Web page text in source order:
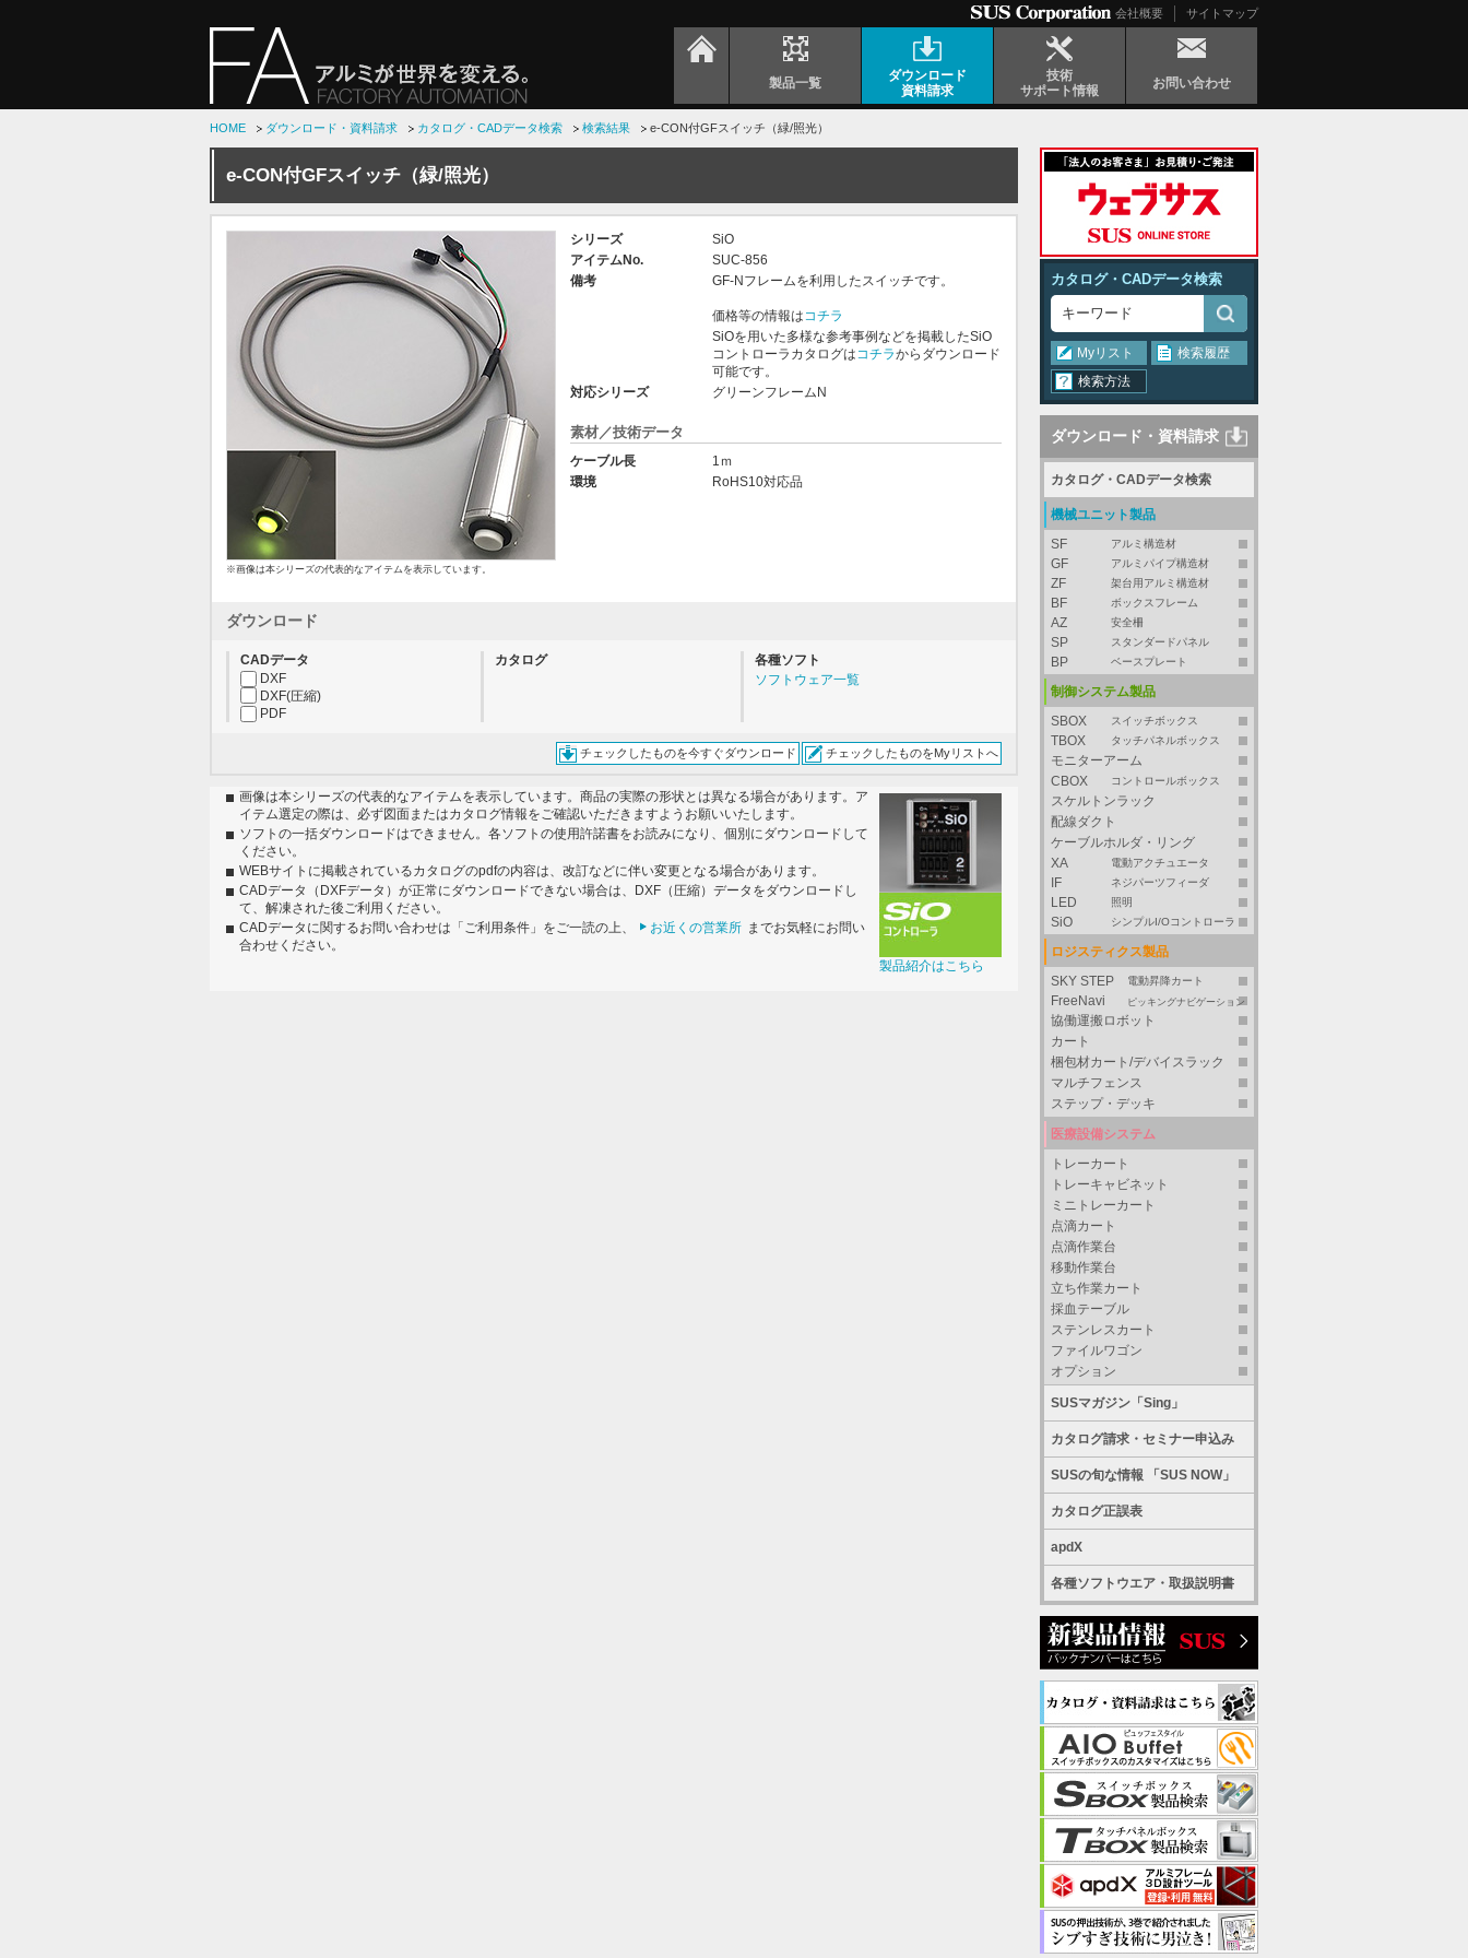
会社概要 サイトマップ
製品一覧
ダウンロード
資料請求
技術
サポート情報
お問い合わせ
HOME ダウンロード・資料請求 カタログ・CADデータ検索 検索結果 e-CON付GFスイッチ（緑/照光）
e-CON付GFスイッチ（緑/照光）
※画像は本シリーズの代表的なアイテムを表示しています。
シリーズ
SiO
アイテムNo.
SUC-856
備考
GF-Nフレームを利用したスイッチです。
価格等の情報はコチラ
SiOを用いた多様な参考事例などを掲載したSiO
コントローラカタログはコチラからダウンロード
可能です。
対応シリーズ
グリーンフレームN
素材／技術データ
ケーブル長
1ｍ
環境
RoHS10対応品
ダウンロード
CADデータ
DXF
DXF(圧縮)
PDF
カタログ
各種ソフト
ソフトウェア一覧
チェックしたものを今すぐダウンロード チェックしたものをMyリストへ
製品紹介はこちら
画像は本シリーズの代表的なアイテムを表示しています。商品の実際の形状とは異なる場合があります。ア
イテム選定の際は、必ず図面またはカタログ情報をご確認いただきますようお願いいたします。
ソフトの一括ダウンロードはできません。各ソフトの使用許諾書をお読みになり、個別にダウンロードして
ください。
WEBサイトに掲載されているカタログのpdfの内容は、改訂などに伴い変更となる場合があります。
CADデータ（DXFデータ）が正常にダウンロードできない場合は、DXF（圧縮）データをダウンロードし
て、解凍された後ご利用ください。
CADデータに関するお問い合わせは「ご利用条件」をご一読の上、
お近くの営業所 までお気軽にお問い
合わせください。
カタログ・CADデータ検索
Myリスト
検索履歴
検索方法
ダウンロード・資料請求
カタログ・CADデータ検索
機械ユニット製品
SF
アルミ構造材
GF アルミパイプ構造材
ZF 架台用アルミ構造材
BF ボックスフレーム
AZ 安全柵
SP スタンダードパネル
BP ベースプレート
制御システム製品
SBOX
スイッチボックス
TBOX タッチパネルボックス
モニターアーム
CBOX
コントロールボックス
スケルトンラック
配線ダクト
ケーブルホルダ・リング
XA
電動アクチュエータ
IF ネジパーツフィーダ
LED 照明
SiO シンプルI/Oコントローラ
ロジスティクス製品
SKY STEP
電動昇降カート
FreeNavi ピッキングナビゲーション
協働運搬ロボット
カート
梱包材カート/デバイスラック
マルチフェンス
ステップ・デッキ
医療設備システム
トレーカート
トレーキャビネット
ミニトレーカート
点滴カート
点滴作業台
移動作業台
立ち作業カート
採血テーブル
ステンレスカート
ファイルワゴン
オプション
SUSマガジン「Sing」
カタログ請求・セミナー申込み
SUSの旬な情報 「SUS NOW」
カタログ正誤表
apdX
各種ソフトウエア・取扱説明書